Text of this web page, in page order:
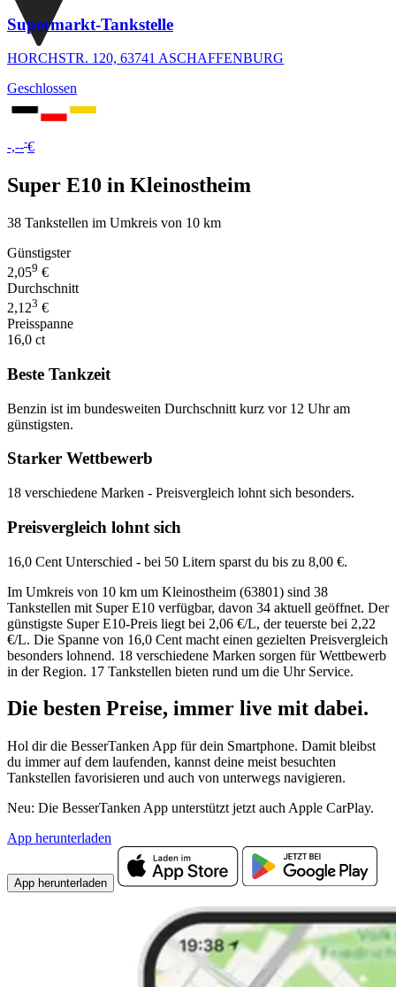
Supermarkt-Tankstelle
HORCHSTR. 120, 63741 ASCHAFFENBURG
Geschlossen
-,---€
Super E10 in Kleinostheim
38 Tankstellen im Umkreis von 10 km
Günstigster
2,059 €
Durchschnitt
2,123 €
Preisspanne
16,0 ct
Beste Tankzeit
Benzin ist im bundesweiten Durchschnitt kurz vor 12 Uhr am
günstigsten.
Starker Wettbewerb
18 verschiedene Marken - Preisvergleich lohnt sich besonders.
Preisvergleich lohnt sich
16,0 Cent Unterschied - bei 50 Litern sparst du bis zu 8,00 €.
Im Umkreis von 10 km um Kleinostheim (63801) sind 38
Tankstellen mit Super E10 verfügbar, davon 34 aktuell geöffnet. Der
günstigste Super E10-Preis liegt bei 2,06 €/L, der teuerste bei 2,22
€/L. Die Spanne von 16,0 Cent macht einen gezielten Preisvergleich
besonders lohnend. 18 verschiedene Marken sorgen für Wettbewerb
in der Region. 17 Tankstellen bieten rund um die Uhr Service.
Die besten Preise, immer live mit dabei.
Hol dir die BesserTanken App für dein Smartphone. Damit bleibst
du immer auf dem laufenden, kannst deine meist besuchten
Tankstellen favorisieren und auch von unterwegs navigieren.
Neu: Die BesserTanken App unterstützt jetzt auch Apple CarPlay.
App herunterladen
App herunterladen